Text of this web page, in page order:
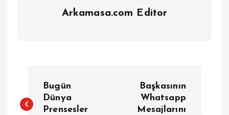
Arkamasa.com Editor
a
Bugün
Dünya
Prensesler
Başkasının
Whatsapp
Mesajlarını